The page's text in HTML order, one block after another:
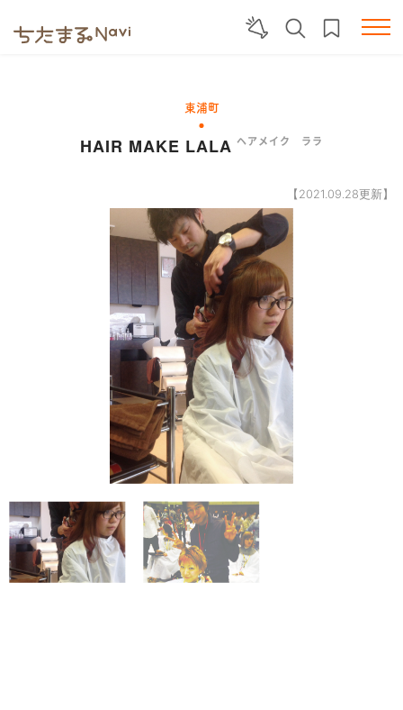
東浦町
HAIR MAKE LALA ヘアメイク ララ
【2021.09.28更新】